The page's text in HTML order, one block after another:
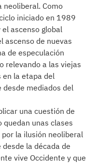
neoliberal. Como
iniciado en 1989
ascenso global
ascenso de nuevas
de especulación
relevando a las viejas
en la etapa del
mediados del
una cuestión de
quedan unas clases
la ilusión neoliberal
la década de
vive Occidente y que